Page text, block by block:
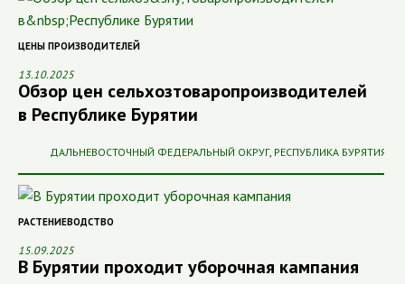
ЦЕНЫ ПРОИЗВОДИТЕЛЕЙ
13.10.2025
Обзор цен сельхоз­товаропроизводителей
в Республике Бурятии
ДАЛЬНЕВОСТОЧНЫЙ ФЕДЕРАЛЬНЫЙ ОКРУГ, РЕСПУБЛИКА БУРЯТИЯ
РАСТЕНИЕВОДСТВО
15.09.2025
В Бурятии проходит уборочная кампания